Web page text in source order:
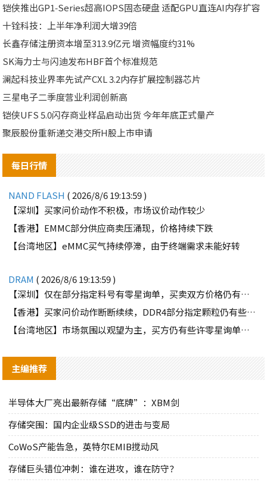
铠侠推出GP1‑Series超高IOPS固态硬盘 适配GPU直连AI内存扩容
十铨科技：上半年净利润大增39倍
长鑫存储注册资本增至313.9亿元 增资幅度约31%
SK海力士与闪迪发布HBF首个标准规范
澜起科技业界率先试产CXL 3.2内存扩展控制器芯片
三星电子二季度营业利润创新高
铠侠UFS 5.0闪存商业样品启动出货 今年年底正式量产
聚辰股份重新递交港交所H股上市申请
每日行情
NAND FLASH ( 2026/8/6 19:13:59 )
【深圳】买家问价动作不积极，市场议价动作较少
【香港】EMMC部分供应商卖压涌现，价格持续下跌
【台湾地区】eMMC买气持续停滞，由于终端需求未能好转
DRAM ( 2026/8/6 19:13:59 )
【深圳】仅在部分指定料号有零星询单，买卖双方价格仍有差距
【香港】买家问价动作断断续续，DDR4部分指定颗粒仍有些许询单
【台湾地区】市场氛围以观望为主，买方仍有些许零星询单释出
主编推荐
半导体大厂亮出最新存储“底牌”：XBM剑
存储突围：国内企业级SSD的进击与变局
CoWoS产能告急，英特尔EMIB搅动风
存储巨头错位冲刺：谁在进攻，谁在防守？